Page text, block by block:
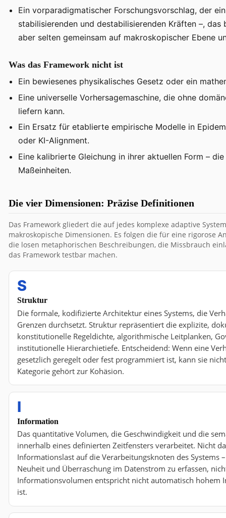
Ein vorparadigmatischer Forschungsvorschlag, der
stabilisierenden und destabilisierenden Kräften –,
aber selten gemeinsam auf makroskopischer Ebene
Was das Framework nicht ist
Ein bewiesenes physikalisches Gesetz oder ein
Eine universelle Vorhersagemaschine, die ohne
liefern kann.
Ein Ersatz für etablierte empirische Modelle in
oder KI-Alignment.
Eine kalibrierte Gleichung in ihrer aktuellen Form –
Maßeinheiten.
Die vier Dimensionen: Präzise Definitionen
Das Framework gliedert die auf jedes komplexe adaptive
makroskopische Dimensionen. Es folgen die für eine rigorose
die losen metaphorischen Beschreibungen, die Missbrauch
das Framework testbar machen.
S
Struktur
Die formale, kodifizierte Architektur eines Systems, die
Grenzen durchsetzt. Struktur repräsentiert die explizite,
konstitutionelle Regeldichte, algorithmische Leitplanken,
institutionelle Hierarchietiefe. Entscheidend: Wenn eine
gesetzlich geregelt oder fest programmiert ist, kann sie
Kategorie gehört zur Kohäsion.
I
Information
Das quantitative Volumen, die Geschwindigkeit und die
innerhalb eines definierten Zeitfensters verarbeitet. Nicht
Informationslast auf die Verarbeitungsknoten des Systems
Neuheit und Überraschung im Datenstrom zu erfassen,
Informationsvolumen entspricht nicht automatisch hohem
ist.